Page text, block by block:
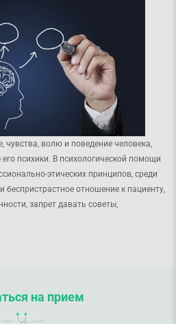
волю и поведение человека,
психики. В психологической помощи
этических принципов, среди
отношение к пациенту,
запрет давать советы,
с окружающими.
на прием